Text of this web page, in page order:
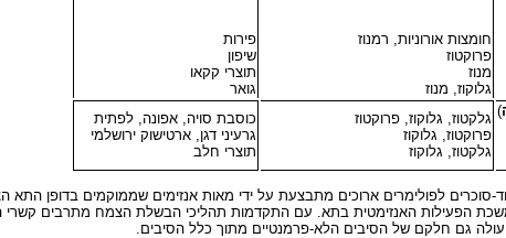
חומצות אורוניות, רמנוז
פרוקטוז
מנוז
גלוקוז, מנוז
פירות
שיפון
תוצרי קקאו
גואר
) גלקטוז, גלוקוז, פרוקטוז
פרוקטוז, גלוקוז
גלקטוז, גלוקוז
כוסבת סויה, אפונה, לפתית
גרעיני דגן, ארטישוק ירושלמי
תוצרי חלב
לפולימרים ארוכים מתבצעת על ידי מאות אנזימים שממוקמים בדופן התא
הפעילות האנזימטית בתא. עם התקדמות תהליכי הבשלת הצמח מתרבים קשרי
גם חלקם של הסיבים הלא-פרמנטיים מתוך כלל הסיבים.